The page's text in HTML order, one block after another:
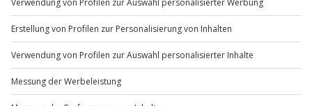
Andere Produkte entdecken